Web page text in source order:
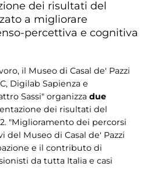
dei risultati del
a migliorare
percettiva e cognitiva
il Museo di Casal de' Pazzi
Digilab Sapienza e
Sassi" organizza due
dei risultati del
"Miglioramento dei percorsi
Museo di Casal de' Pazzi
e il contributo di
da tutta Italia e casi